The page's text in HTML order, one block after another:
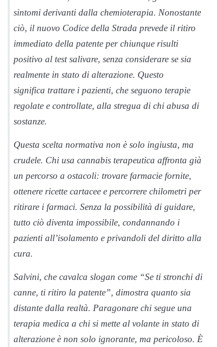
sintomi derivanti dalla chemioterapia. Nonostante
ciò, il nuovo Codice della Strada prevede il ritiro
immediato della patente per chiunque risulti
positivo al test salivare, senza considerare se sia
realmente in stato di alterazione. Questo
significa trattare i pazienti, che seguono terapie
regolate e controllate, alla stregua di chi abusa di
sostanze.
Questa scelta normativa non è solo ingiusta, ma
crudele. Chi usa cannabis terapeutica affronta già
un percorso a ostacoli: trovare farmacie fornite,
ottenere ricette cartacee e percorrere chilometri per
ritirare i farmaci. Senza la possibilità di guidare,
tutto ciò diventa impossibile, condannando i
pazienti all’isolamento e privandoli del diritto alla
cura.
Salvini, che cavalca slogan come “Se ti stronchi di
canne, ti ritiro la patente”, dimostra quanto sia
distante dalla realtà. Paragonare chi segue una
terapia medica a chi si mette al volante in stato di
alterazione è non solo ignorante, ma pericoloso. È